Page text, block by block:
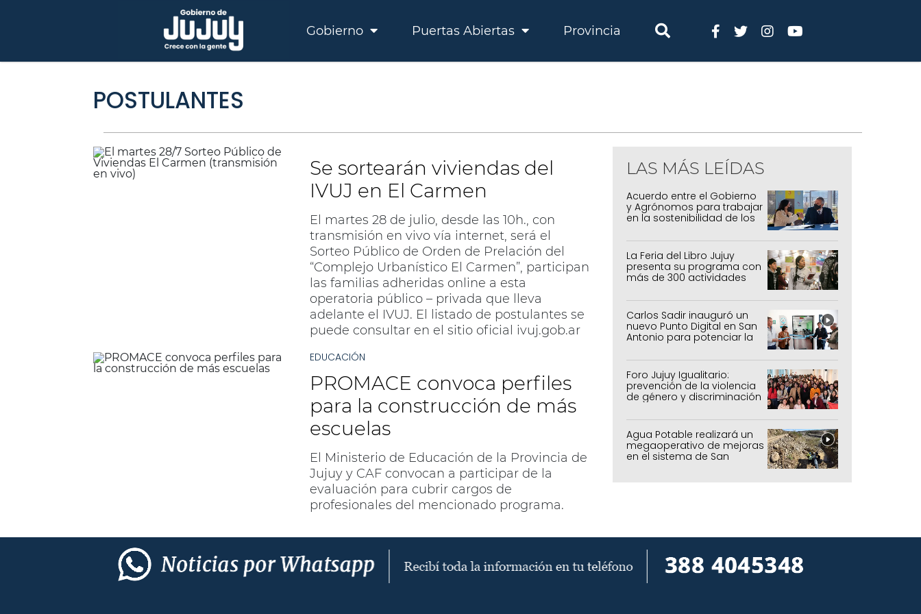
Gobierno Puertas Abiertas Provincia
POSTULANTES
Se sortearán viviendas del
IVUJ en El Carmen
El martes 28 de julio, desde las 10h., con
transmisión en vivo vía internet, será el
Sorteo Público de Orden de Prelación del
“Complejo Urbanístico El Carmen”, participan
las familias adheridas online a esta
operatoria público – privada que lleva
adelante el IVUJ. El listado de postulantes se
puede consultar en el sitio oficial ivuj.gob.ar
EDUCACIÓN
PROMACE convoca perfiles
para la construcción de más
escuelas
El Ministerio de Educación de la Provincia de
Jujuy y CAF convocan a participar de la
evaluación para cubrir cargos de
profesionales del mencionado programa.
LAS MÁS LEÍDAS
Acuerdo entre el Gobierno
y Agrónomos para trabajar
en la sostenibilidad de los
agrícolas, pecuarios y
forestal
La Feria del Libro Jujuy
presenta su programa con
más de 300 actividades
Carlos Sadir inauguró un
nuevo Punto Digital en San
Antonio para potenciar la
inclusión tecnológica
Foro Jujuy Igualitario:
prevención de la violencia
de género y discriminación
Agua Potable realizará un
megaoperativo de mejoras
en el sistema de San